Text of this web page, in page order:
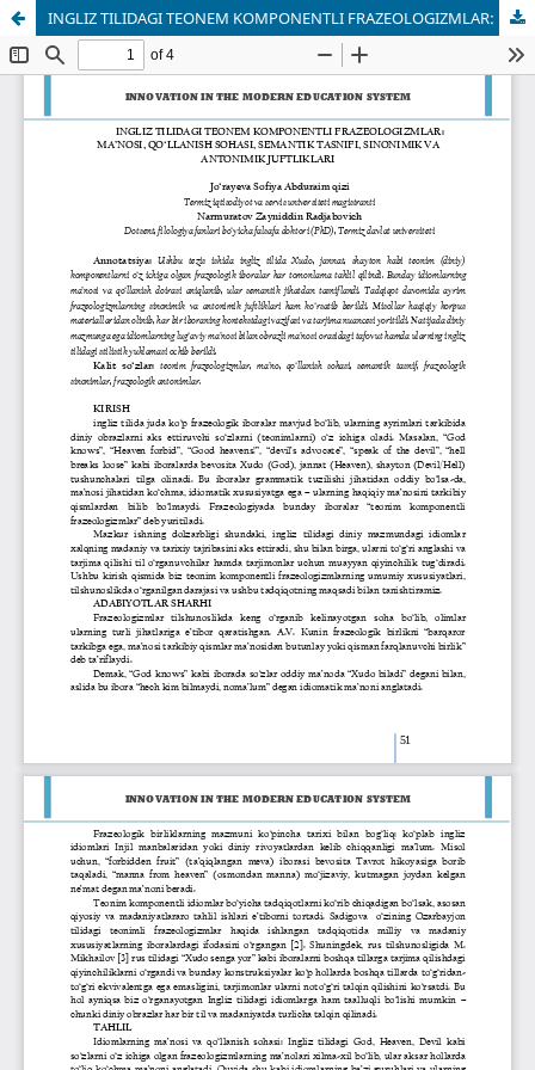
INGLIZ TILIDAGI TEONEM KOMPONENTLI FRAZEOLOGIZMLAR: MA’NOSI, QO‘LLANISH SOHASI, SEMANTIK TASNIFI, SINONIMIK VA ANTONIMIK JUFTLIKLARI